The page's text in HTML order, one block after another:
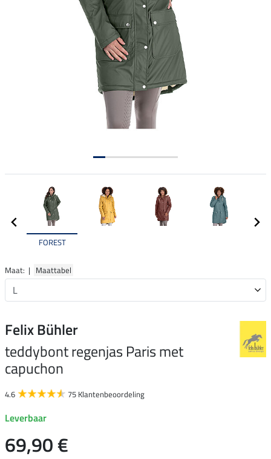
FOREST
Maat: | Maattabel
Felix Bühler
teddybont regenjas Paris met
capuchon
4.6 75 Klantenbeoordeling
Leverbaar
69,90 €